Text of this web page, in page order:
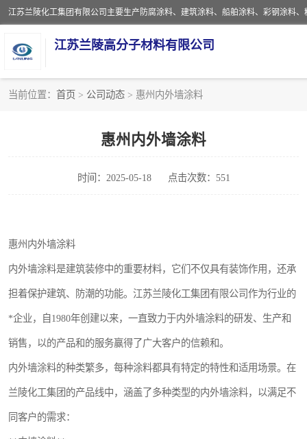
江苏兰陵高分子材料有限公司
当前位置： 首页 > 公司动态 > 惠州内外墙涂料
惠州内外墙涂料
时间：2025-05-18 点击次数：551
惠州内外墙涂料
内外墙涂料是建筑装修中的重要材料，它们不仅具有装饰作用，还承
担着保护建筑、防潮的功能。江苏兰陵化工集团有限公司作为行业的
*企业，自1980年创建以来，一直致力于内外墙涂料的研发、生产和
销售，以的产品和的服务赢得了广大客户的信赖和。
内外墙涂料的种类繁多，每种涂料都具有特定的特性和适用场景。在
兰陵化工集团的产品线中，涵盖了多种类型的内外墙涂料，以满足不
同客户的需求：
聚脲涂料
建筑涂料